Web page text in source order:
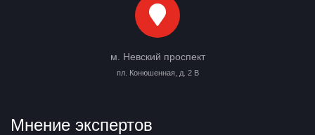
м. Невский проспект
пл. Конюшенная, д. 2 В
Мнение экспертов